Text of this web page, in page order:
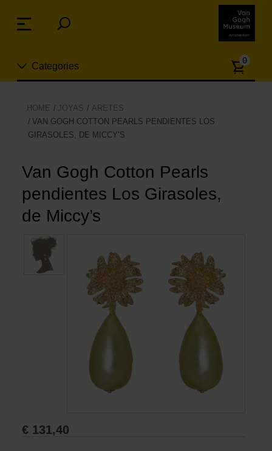
links
Jump
content
navigation
Categories
Nuevo
Joyas
Moda
Para la casa
Hogar y Cocina
Ocio
Lienzos y Láminas
0
HOME JOYAS
ARETES
VAN GOGH COTTON PEARLS PENDIENTES LOS
GIRASOLES, DE MICCY’S
Van Gogh Cotton Pearls
pendientes Los Girasoles,
de Miccy’s
€ 131,40
Menu